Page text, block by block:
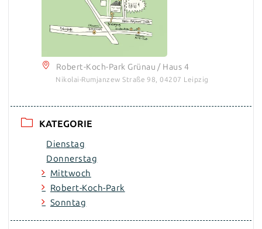
Robert-Koch-Park Grünau / Haus 4
Nikolai-Rumjanzew Straße 98, 04207 Leipzig
KATEGORIE
Dienstag
Donnerstag
Mittwoch
Robert-Koch-Park
Sonntag